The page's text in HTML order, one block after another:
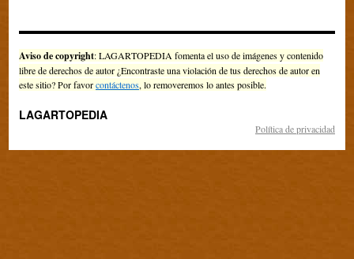
Aviso de copyright: LAGARTOPEDIA fomenta el uso de imágenes y contenido
libre de derechos de autor ¿Encontraste una violación de tus derechos de autor en
este sitio? Por favorcontáctenos, lo removeremos lo antes posible.
LAGARTOPEDIA
Política de privacidad